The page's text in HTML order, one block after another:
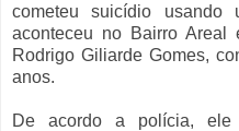
cometeu suicídio
aconteceu no Bairro
Rodrigo Giliarde Gomes,
anos.
De acordo a polícia, ele